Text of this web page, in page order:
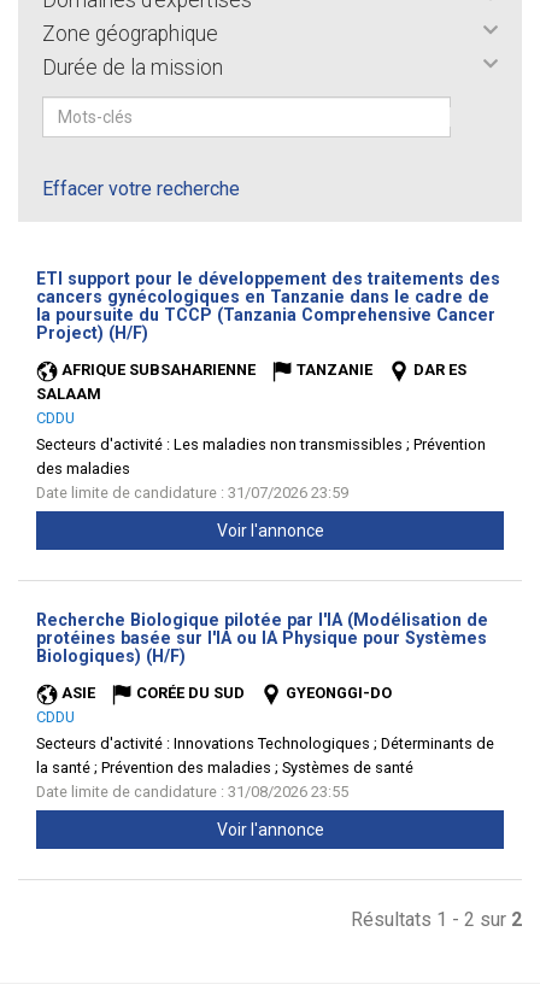
Zone géographique
Durée de la mission
Effacer votre recherche
ETI support pour le développement des traitements des
cancers gynécologiques en Tanzanie dans le cadre de
la poursuite du TCCP (Tanzania Comprehensive Cancer
Project) (H/F)
AFRIQUE SUBSAHARIENNE TANZANIE
DAR ES
SALAAM
CDDU
Secteurs d'activité : Les maladies non transmissibles ; Prévention
des maladies
Date limite de candidature : 31/07/2026 23:59
Voir l'annonce
Recherche Biologique pilotée par l'IA (Modélisation de
protéines basée sur l'IA ou IA Physique pour Systèmes
Biologiques) (H/F)
ASIE CORÉE DU SUD
GYEONGGI-DO
CDDU
Secteurs d'activité : Innovations Technologiques ; Déterminants de
la santé ; Prévention des maladies ; Systèmes de santé
Date limite de candidature : 31/08/2026 23:55
Voir l'annonce
Résultats 1 - 2 sur 2